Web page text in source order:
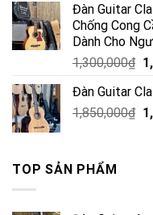
Đàn Guitar
Chống Cong
Dành Cho
1,300,000₫
Đàn Guitar
1,850,000₫
TOP SẢN PHẨM